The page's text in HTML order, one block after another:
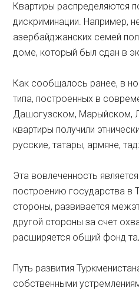
Квартиры распределяются
дискриминации. Например,
азербайджанских семей
доме, который был сдан в
Как сообщалось ранее, в
типа, построенных в
Дашогузском, Марыйском,
квартиры получили
русские, татары, армяне,
Эта вовлеченность
построению государства в
стороны, развивается
другой стороны за счет
расширяется общий фонд
Путь развития
собственными